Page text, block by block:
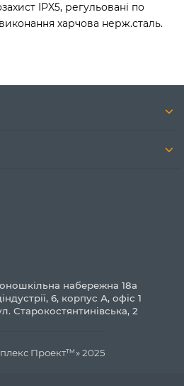
IPX5, регульовані по
харчова нерж.сталь.
набережна 18а
6, корпус А, офіс 1
Старокостянтинівська, 2
Проект™» 2025